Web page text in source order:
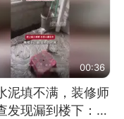
00:36
泥填不满，装修师
发现漏到楼下：出